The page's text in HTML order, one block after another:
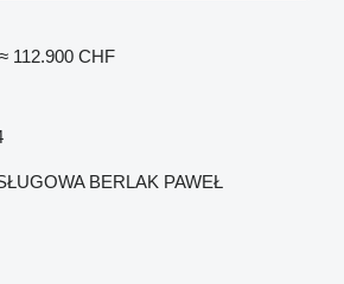
≈ 112.900 CHF
BERLAK PAWEŁ